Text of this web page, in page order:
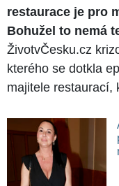
restaurace je pro
Bohužel to nemá
ŽivotvČesku.cz
kterého se dotkla
majitele restaurací,